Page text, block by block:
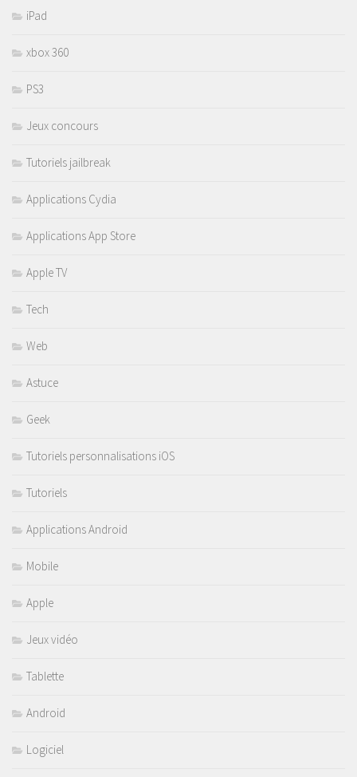
iPad
xbox 360
PS3
Jeux concours
Tutoriels jailbreak
Applications Cydia
Applications App Store
Apple TV
Tech
Web
Astuce
Geek
Tutoriels personnalisations iOS
Tutoriels
Applications Android
Mobile
Apple
Jeux vidéo
Tablette
Android
Logiciel